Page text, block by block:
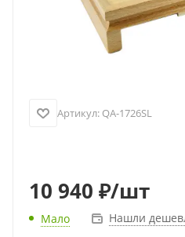
Артикул: QA-1726SL
10 940 ₽/шт
Мало Нашли